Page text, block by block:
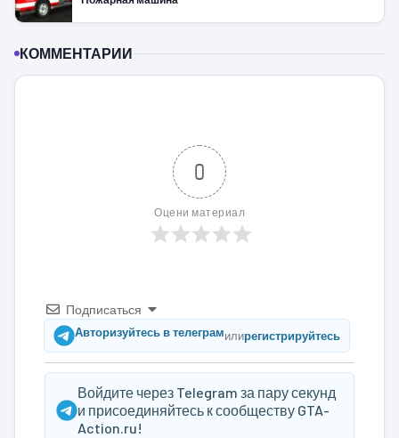
КОММЕНТАРИИ
0
Оцени материал
Подписаться
Авторизуйтесь в телеграмилирегистрируйтесь
Войдите через Telegram за пару секунд
и присоединяйтесь к сообществу GTA-
Action.ru!